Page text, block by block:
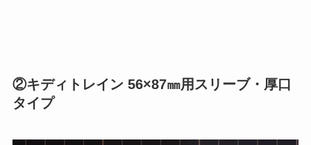
②キディトレイン 56×87㎜用スリーブ・厚口
タイプ